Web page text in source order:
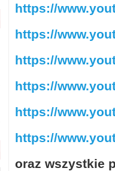
https://
https://
https://
https://
https://
https://
oraz wszystkie